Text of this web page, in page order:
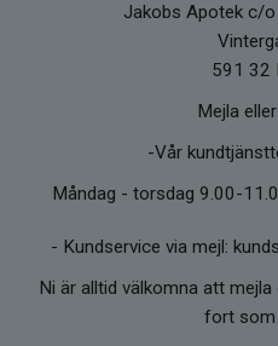
15 minuter. Ta ut
ske enkelt. Fortsätt att
Jakobs Apotek c/
591 32
Mejla
-Vår
Måndag - torsdag 9.00-
- Kundservice via mejl:
Ni är alltid välkomna att
fort som